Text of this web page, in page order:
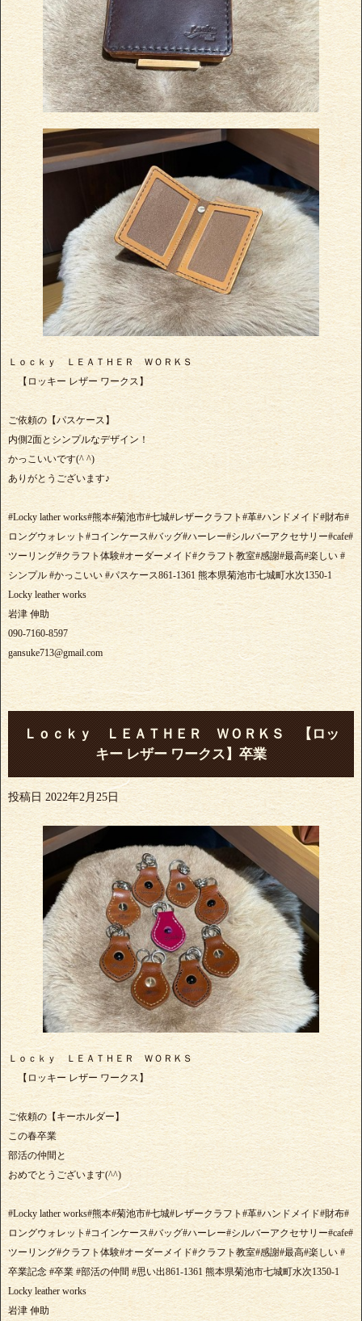
Ｌｏｃｋｙ ＬＥＡＴＨＥＲ ＷＯＲＫＳ
【ロッキー レザー ワークス】
ご依頼の【パスケース】
内側2面とシンプルなデザイン！
かっこいいです(^ ^)
ありがとうございます♪
#Locky lather works#熊本#菊池市#七城#レザークラフト#革#ハンドメイド#財布#
ロングウォレット#コインケース#バッグ#ハーレー#シルバーアクセサリー#cafe#
ツーリング#クラフト体験#オーダーメイド#クラフト教室#感謝#最高#楽しい #
シンプル #かっこいい #パスケース861-1361 熊本県菊池市七城町水次1350-1
Locky leather works
岩津 伸助
090-7160-8597
gansuke713@gmail.com
Ｌｏｃｋｙ ＬＥＡＴＨＥＲ ＷＯＲＫＳ 【ロッ
キー レザー ワークス】卒業
投稿日 2022年2月25日
Ｌｏｃｋｙ ＬＥＡＴＨＥＲ ＷＯＲＫＳ
【ロッキー レザー ワークス】
ご依頼の【キーホルダー】
この春卒業
部活の仲間と
おめでとうございます(^^)
#Locky lather works#熊本#菊池市#七城#レザークラフト#革#ハンドメイド#財布#
ロングウォレット#コインケース#バッグ#ハーレー#シルバーアクセサリー#cafe#
ツーリング#クラフト体験#オーダーメイド#クラフト教室#感謝#最高#楽しい #
卒業記念 #卒業 #部活の仲間 #思い出861-1361 熊本県菊池市七城町水次1350-1
Locky leather works
岩津 伸助